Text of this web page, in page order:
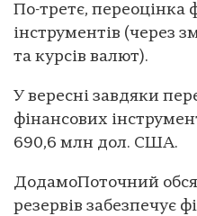
По-третє, переоцінка
інструментів (через
та курсів валют).
У вересні завдяки
фінансових
690,6 млн дол. США.
ДодамоПоточний
резервів забезпечує